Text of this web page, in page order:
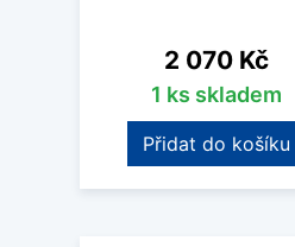
Cena
2 070 Kč
1 ks skladem
Přidat do košíku